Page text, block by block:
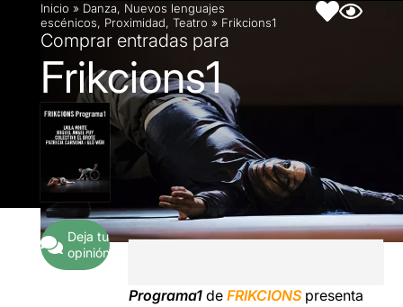
Inicio » Danza, Nuevos lenguajes
escénicos, Proximidad, Teatro » Frikcions1
Comprar entradas para
Frikcions1
Deja tu
opinión
Programa1 deFRIKCIONS presenta